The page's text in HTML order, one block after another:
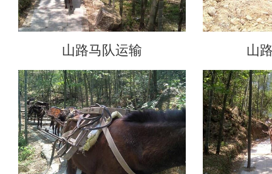
山路马队运输 山